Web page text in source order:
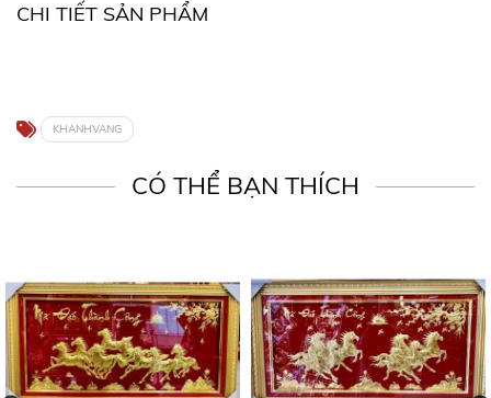
CHI TIẾT SẢN PHẨM
KHANHVANG
CÓ THỂ BẠN THÍCH